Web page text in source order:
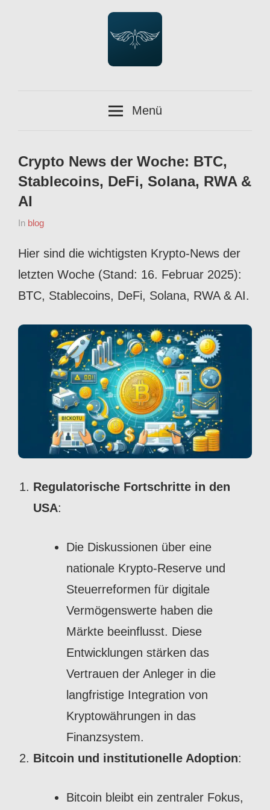
Tech.
Menü
Crypto News der Woche: BTC,
Stablecoins, DeFi, Solana, RWA &
AI
Am
16,
2025
Von
In blog
Hier sind die wichtigsten Krypto-News der
letzten Woche (Stand: 16. Februar 2025):
BTC, Stablecoins, DeFi, Solana, RWA & AI.
Regulatorische Fortschritte in den
USA:
Die Diskussionen über eine
nationale Krypto-Reserve und
Steuerreformen für digitale
Vermögenswerte haben die
Märkte beeinflusst. Diese
Entwicklungen stärken das
Vertrauen der Anleger in die
langfristige Integration von
Kryptowährungen in das
Finanzsystem.
Bitcoin und institutionelle Adoption:
Bitcoin bleibt ein zentraler Fokus,